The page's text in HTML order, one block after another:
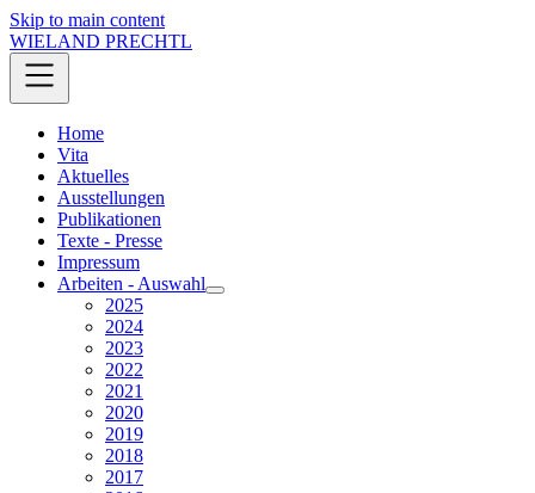
Skip to main content
WIELAND PRECHTL
Home
Vita
Aktuelles
Ausstellungen
Publikationen
Texte - Presse
Impressum
Arbeiten - Auswahl
2025
2024
2023
2022
2021
2020
2019
2018
2017